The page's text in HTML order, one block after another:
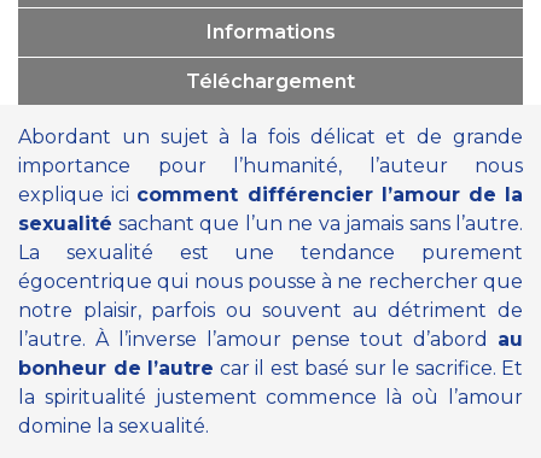
Informations
Téléchargement
Abordant un sujet à la fois délicat et de grande
importance pour l’humanité, l’auteur nous
explique ici comment différencier l’amour de la
sexualité sachant que l’un ne va jamais sans l’autre.
La sexualité est une tendance purement
égocentrique qui nous pousse à ne rechercher que
notre plaisir, parfois ou souvent au détriment de
l’autre. À l’inverse l’amour pense tout d’abord au
bonheur de l’autre car il est basé sur le sacrifice. Et
la spiritualité justement commence là où l’amour
domine la sexualité.